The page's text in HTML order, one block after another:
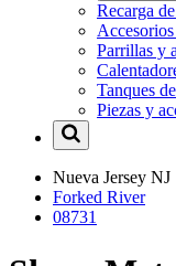
Recarga
Parrillas y
Tanques
Piezas y
Nueva Jersey NJ
Forked River
08731